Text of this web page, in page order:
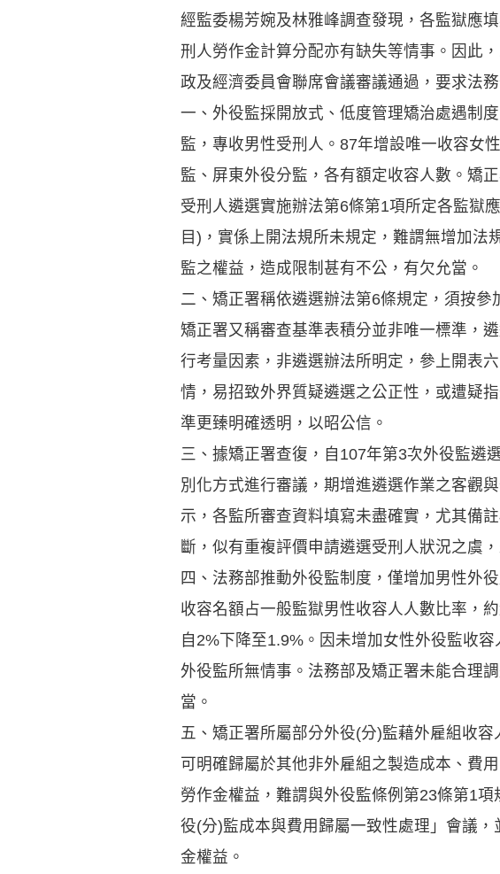
經監委楊芳婉及林雅峰調查發現，各監獄應
刑人勞作金計算分配亦有缺失等情事。因此
政及經濟委員會聯席會議審議通過，要求法
一、外役監採開放式、低度管理矯治處遇制
監，專收男性受刑人。87年增設唯一收容女
監、屏東外役分監，各有額定收容人數。矯
受刑人遴選實施辦法第6條第1項所定各監獄
目)，實係上開法規所未規定，難謂無增加
監之權益，造成限制甚有不公，有欠允當。
二、矯正署稱依遴選辦法第6條規定，須按
矯正署又稱審查基準表積分並非唯一標準，
行考量因素，非遴選辦法所明定，參上開表
情，易招致外界質疑遴選之公正性，或遭疑
準更臻明確透明，以昭公信。
三、據矯正署查復，自107年第3次外役監遴
別化方式進行審議，期增進遴選作業之客觀
示，各監所審查資料填寫未盡確實，尤其備
斷，似有重複評價申請遴選受刑人狀況之虞，
四、法務部推動外役監制度，僅增加男性外
收容名額占一般監獄男性收容人人數比率，
自2%下降至1.9%。因未增加女性外役監收
外役監所無情事。法務部及矯正署未能合理
當。
五、矯正署所屬部分外役(分)監藉外雇組收
可明確歸屬於其他非外雇組之製造成本、費
勞作金權益，難謂與外役監條例第23條第1
役(分)監成本與費用歸屬一致性處理」會議
金權益。